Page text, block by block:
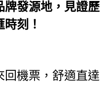
牌發源地，見證歷
刻！
機票，舒適直達